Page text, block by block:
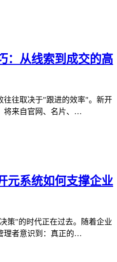
：从线索到成交的高
往往取决于"跟进的效率"。新开
将来自官网、名片、…
元系统如何支撑企业
策"的时代正在过去。随着企业
理者意识到：真正的…